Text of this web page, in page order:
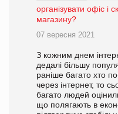
організувати офіс і
магазину?
07 вересня 2021
З кожним днем
дедалі більшу
раніше багато хто
через інтернет, то
багато людей
що полягають в